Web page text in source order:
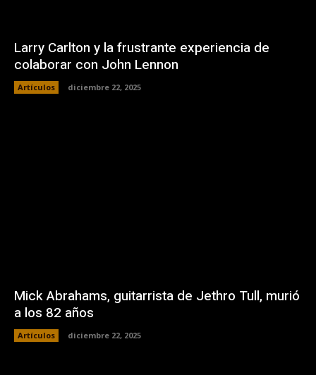
Larry Carlton y la frustrante experiencia de
colaborar con John Lennon
Artículos diciembre 22, 2025
Mick Abrahams, guitarrista de Jethro Tull, murió
a los 82 años
Artículos diciembre 22, 2025